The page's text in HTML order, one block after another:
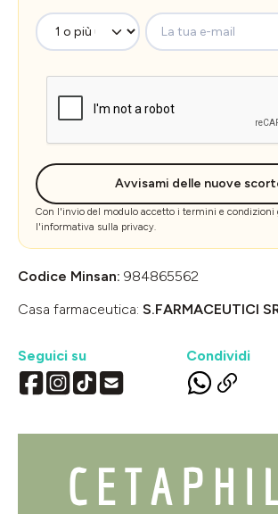
La tua e-mail
Avvisami delle nuove
Con l'invio del modulo accetto i termini e condizioni
l'informativa sulla privacy.
Codice Minsan: 984865562
Casa farmaceutica: S.FARMACEUTICI
Seguici su Condividi